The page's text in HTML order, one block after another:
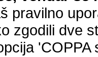
pravilno
zgodili dve